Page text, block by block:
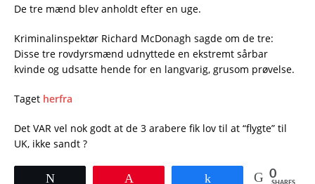
De tre mænd blev anholdt efter en uge.
Kriminalinspektør Richard McDonagh sagde om de tre:
Disse tre rovdyrsmænd udnyttede en ekstremt sårbar
kvinde og udsatte hende for en langvarig, grusom prøvelse.
Taget herfra
Det VAR vel nok godt at de 3 arabere fik lov til at “flygte” til
UK, ikke sandt ?
0